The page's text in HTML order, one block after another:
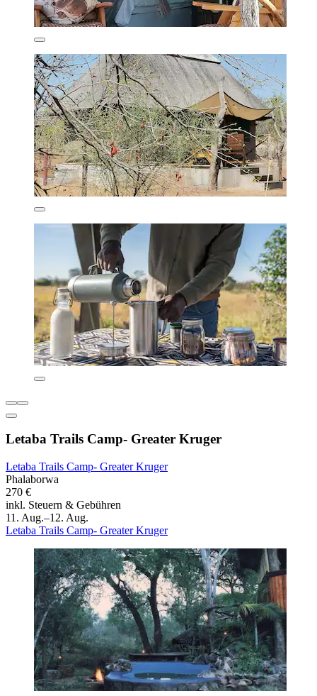
Letaba Trails Camp- Greater Kruger
Letaba Trails Camp- Greater Kruger
Phalaborwa
270 €
inkl. Steuern & Gebühren
11. Aug.–12. Aug.
Letaba Trails Camp- Greater Kruger